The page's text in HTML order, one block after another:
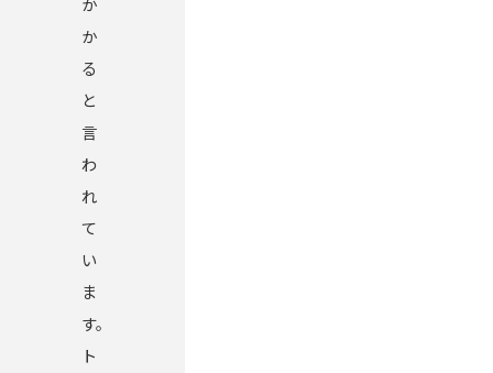
か
る
と
言
わ
れ
て
い
ま
す。
ト